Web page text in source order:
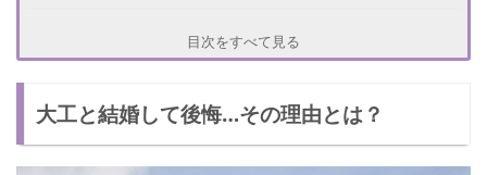
【メリット②】家族の時間がつくれる
【デメリット①】収入が安定していない
目次をすべて見る
大工と結婚して後悔…その理由とは？